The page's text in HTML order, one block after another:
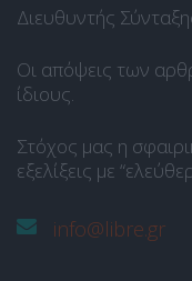
Διευθυντής
Οι απόψεις των
ίδιους.
Στόχος μας η
εξελίξεις με
info@libre.gr